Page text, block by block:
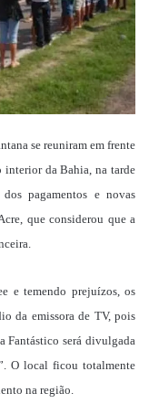
se reuniram em frente
interior da Bahia, na tarde
pagamentos e novas
que considerou que a
e temendo prejuízos, os
da emissora de TV, pois
Fantástico será divulgada
O local ficou totalmente
na região.